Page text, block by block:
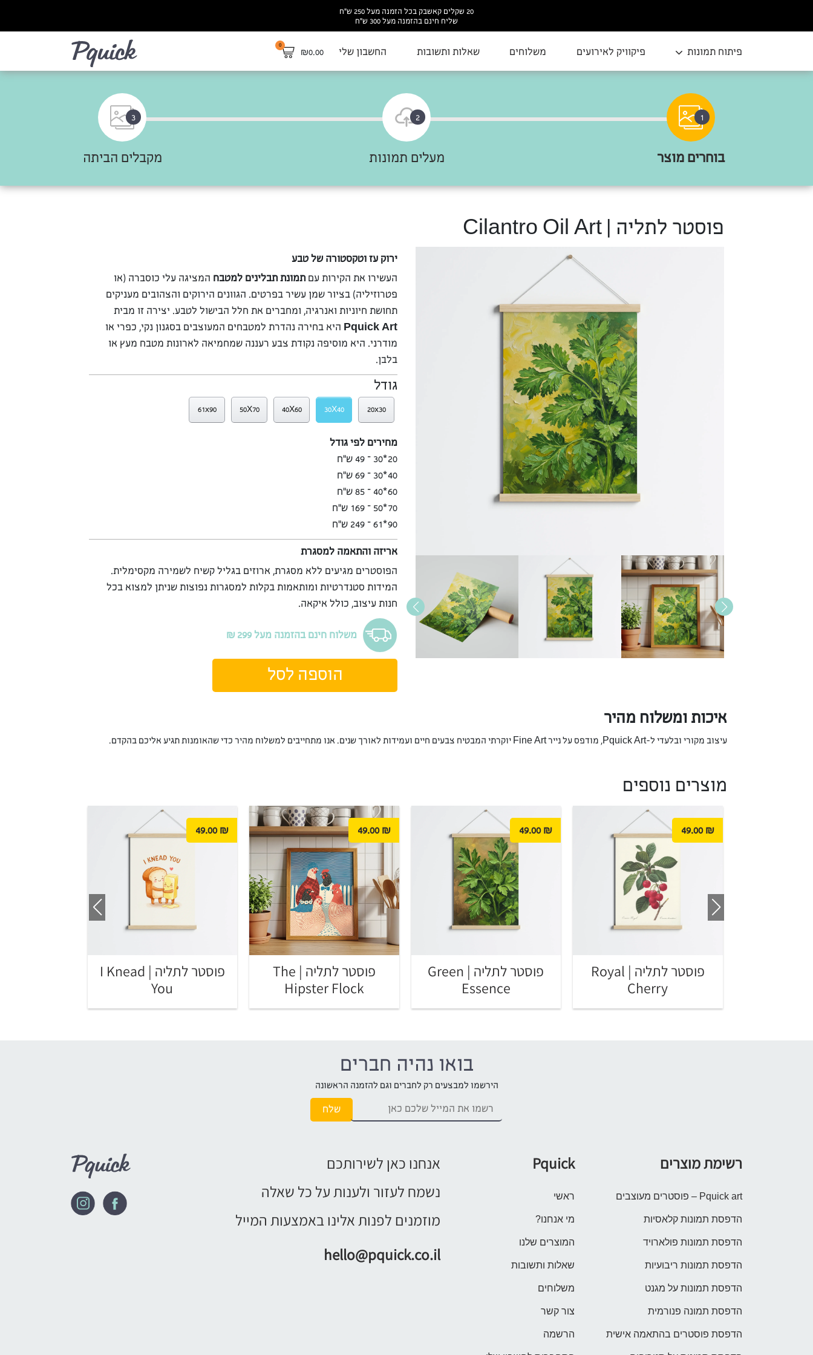
20 שקלים קאשבק בכל הזמנה מעל 250 ש”ח
שליח חינם בהזמנה מעל 300 ש”ח
פיתוח תמונות פיקוויק לאירועים משלוחים שאלות ותשובות החשבון שלי ₪0.00
0
1
בוחרים מוצר
2
מעלים תמונות
3
מקבלים הביתה
פוסטר לתליה | Cilantro Oil Art
ירוק עז וטקסטורה של טבע
העשירו את הקירות עם תמונת תבלינים למטבח המציגה עלי כוסברה (או
פטרוזיליה) בציור שמן עשיר בפרטים. הגוונים הירוקים והצהובים מעניקים
תחושת חיוניות ואנרגיה, ומחברים את חלל הבישול לטבע. יצירה זו מבית
Pquick Art היא בחירה נהדרת למטבחים המעוצבים בסגנון נקי, כפרי או
מודרני. היא מוסיפה נקודת צבע רעננה שמחמיאה לארונות מטבח מעץ או
בלבן.
גודל
20x30
30X40
40X60
50X70
61x90
מחירים לפי גודל
20*30 – 49 ש”ח
40*30 – 69 ש”ח
60*40 – 85 ש”ח
70*50 – 169 ש”ח
90*61 – 249 ש”ח
אריזה והתאמה למסגרת
הפוסטרים מגיעים ללא מסגרת, ארוזים בגליל קשיח לשמירה מקסימלית.
המידות סטנדרטיות ומותאמות בקלות למסגרות נפוצות שניתן למצוא בכל
חנות עיצוב, כולל איקאה.
משלוח חינם בהזמנה מעל 299 ₪
הוספה לסל
איכות ומשלוח מהיר
עיצוב מקורי ובלעדי ל-Pquick Art, מודפס על נייר Fine Art יוקרתי המבטיח צבעים חיים ועמידות לאורך שנים. אנו מתחייבים למשלוח מהיר כדי שהאומנות תגיע אליכם בהקדם.
מוצרים נוספים
₪
49.00
פוסטר לתליה | Royal
Cherry
₪
49.00
פוסטר לתליה | Green
Essence
₪
49.00
פוסטר לתליה | The
Hipster Flock
₪
49.00
פוסטר לתליה | I Knead
You
בואו נהיה חברים
הירשמו למבצעים רק לחברים וגם להזמנה הראשונה
רשימת מוצרים
Pquick art – פוסטרים מעוצבים
הדפסת תמונות קלאסיות
הדפסת תמונות פולארויד
הדפסת תמונות ריבועיות
הדפסת תמונות על מגנט
הדפסת תמונה פנורמית
הדפסת פוסטרים בהתאמה אישית
Pquick
ראשי
מי אנחנו?
המוצרים שלנו
שאלות ותשובות
משלוחים
צור קשר
הרשמה
אנחנו כאן לשירותכם
נשמח לעזור ולענות על כל שאלה
מוזמנים לפנות אלינו באמצעות המייל
hello@pquick.co.il